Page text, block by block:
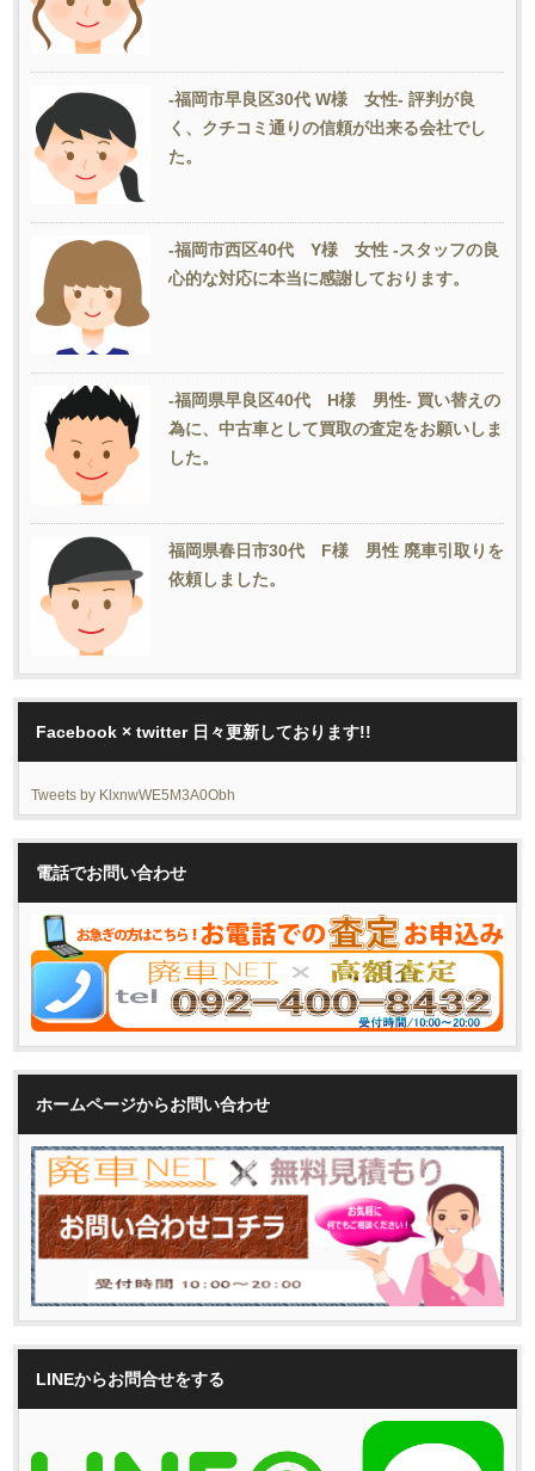
-福岡市早良区30代 W様 女性- 評判が良
く、クチコミ通りの信頼が出来る会社でし
た。
-福岡市西区40代 Y様 女性 -スタッフの良
心的な対応に本当に感謝しております。
-福岡県早良区40代 H様 男性- 買い替えの
為に、中古車として買取の査定をお願いしま
した。
福岡県春日市30代 F様 男性 廃車引取りを
依頼しました。
Facebook × twitter 日々更新しております!!
Tweets by KlxnwWE5M3A0Obh
電話でお問い合わせ
ホームページからお問い合わせ
LINEからお問合せをする